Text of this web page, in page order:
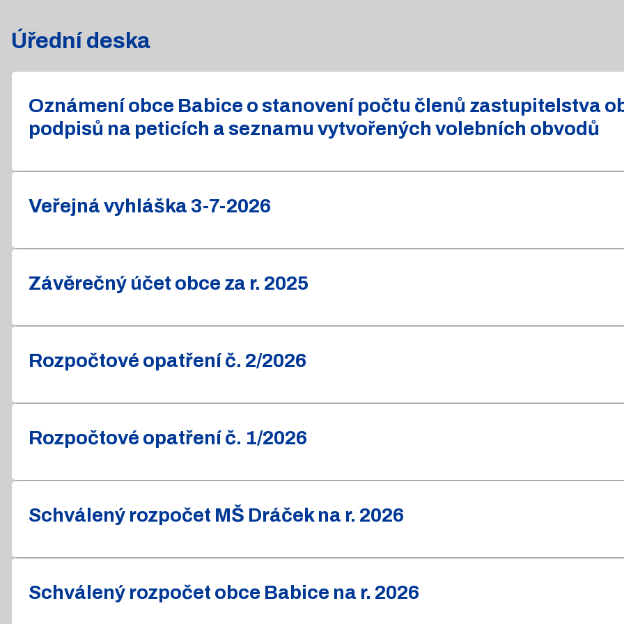
Úřední deska
Oznámení obce Babice o stanovení počtu členů zastupitelstva
podpisů na peticích a seznamu vytvořených volebních obvodů
Veřejná vyhláška 3-7-2026
Závěrečný účet obce za r. 2025
Rozpočtové opatření č. 2/2026
Rozpočtové opatření č. 1/2026
Schválený rozpočet MŠ Dráček na r. 2026
Schválený rozpočet obce Babice na r. 2026